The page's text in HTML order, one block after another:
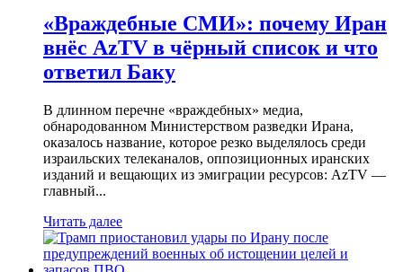
«Враждебные СМИ»: почему Иран
внёс AzTV в чёрный список и что
ответил Баку
В длинном перечне «враждебных» медиа,
обнародованном Министерством разведки Ирана,
оказалось название, которое резко выделялось среди
израильских телеканалов, оппозиционных иранских
изданий и вещающих из эмиграции ресурсов: AzTV —
главный...
Читать далее